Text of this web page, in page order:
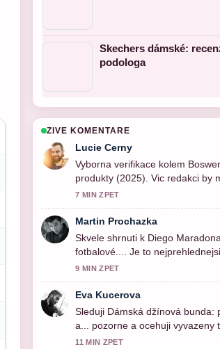
Skechers dámské:
podologa
ZIVE KOMENTARE
Lucie Cerny
Vyborna verifikace kolem
produkty (2025). Vic redakci by
7 MIN ZPET
Martin Prochazka
Skvele shrnuti k Diego
fotbalové.... Je to
videl.
9 MIN ZPET
Eva Kucerova
Sleduji Dámská džínová bunda:
a... pozorne a ocehuji vyvazeny
11 MIN ZPET